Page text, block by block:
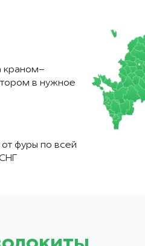
краном-
в нужное
фуры по всей